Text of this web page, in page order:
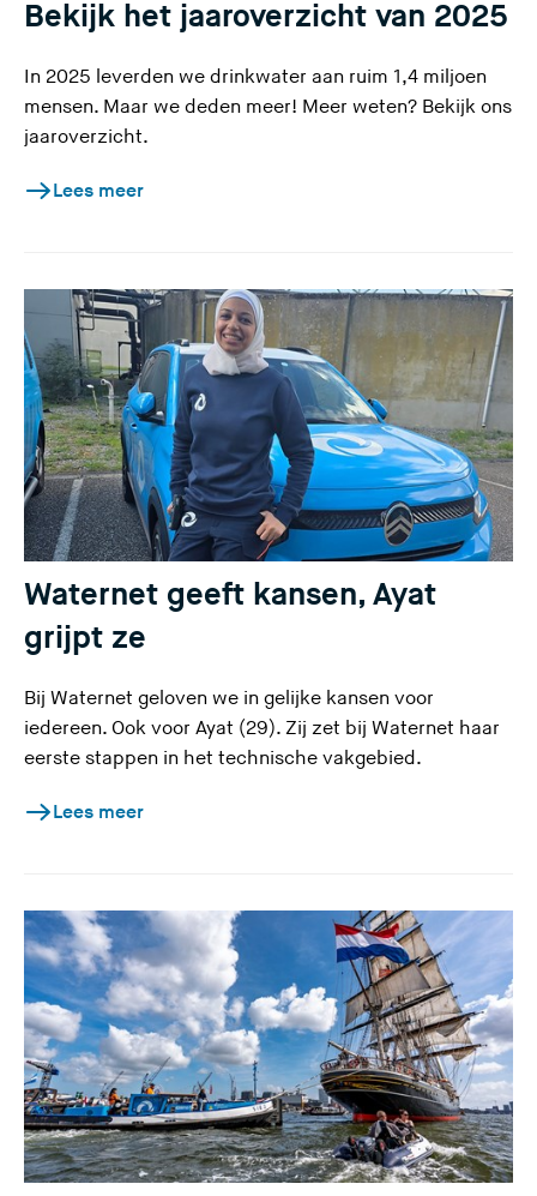
Bekijk het jaaroverzicht van 2025
In 2025 leverden we drinkwater aan ruim 1,4 miljoen
mensen. Maar we deden meer! Meer weten? Bekijk ons
jaaroverzicht.
Lees meer
Waternet geeft kansen, Ayat
grijpt ze
Bij Waternet geloven we in gelijke kansen voor
iedereen. Ook voor Ayat (29). Zij zet bij Waternet haar
eerste stappen in het technische vakgebied.
Lees meer